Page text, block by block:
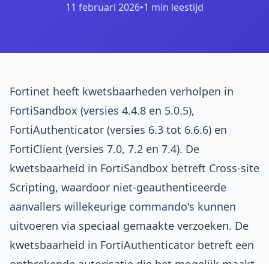
11 februari 2026•1 min leestijd
Fortinet heeft kwetsbaarheden verholpen in
FortiSandbox (versies 4.4.8 en 5.0.5),
FortiAuthenticator (versies 6.3 tot 6.6.6) en
FortiClient (versies 7.0, 7.2 en 7.4). De
kwetsbaarheid in FortiSandbox betreft Cross-site
Scripting, waardoor niet-geauthenticeerde
aanvallers willekeurige commando's kunnen
uitvoeren via speciaal gemaakte verzoeken. De
kwetsbaarheid in FortiAuthenticator betreft een